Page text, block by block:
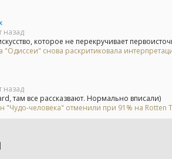
назад
которое не перекручивает
"Одиссеи" снова раскритиковала
назад
там все рассказвают. Нормально вписали)
"Чудо-человека" отменили при 91% на